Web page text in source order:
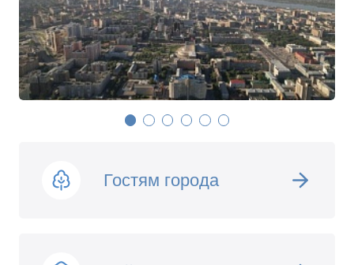
Гостям города